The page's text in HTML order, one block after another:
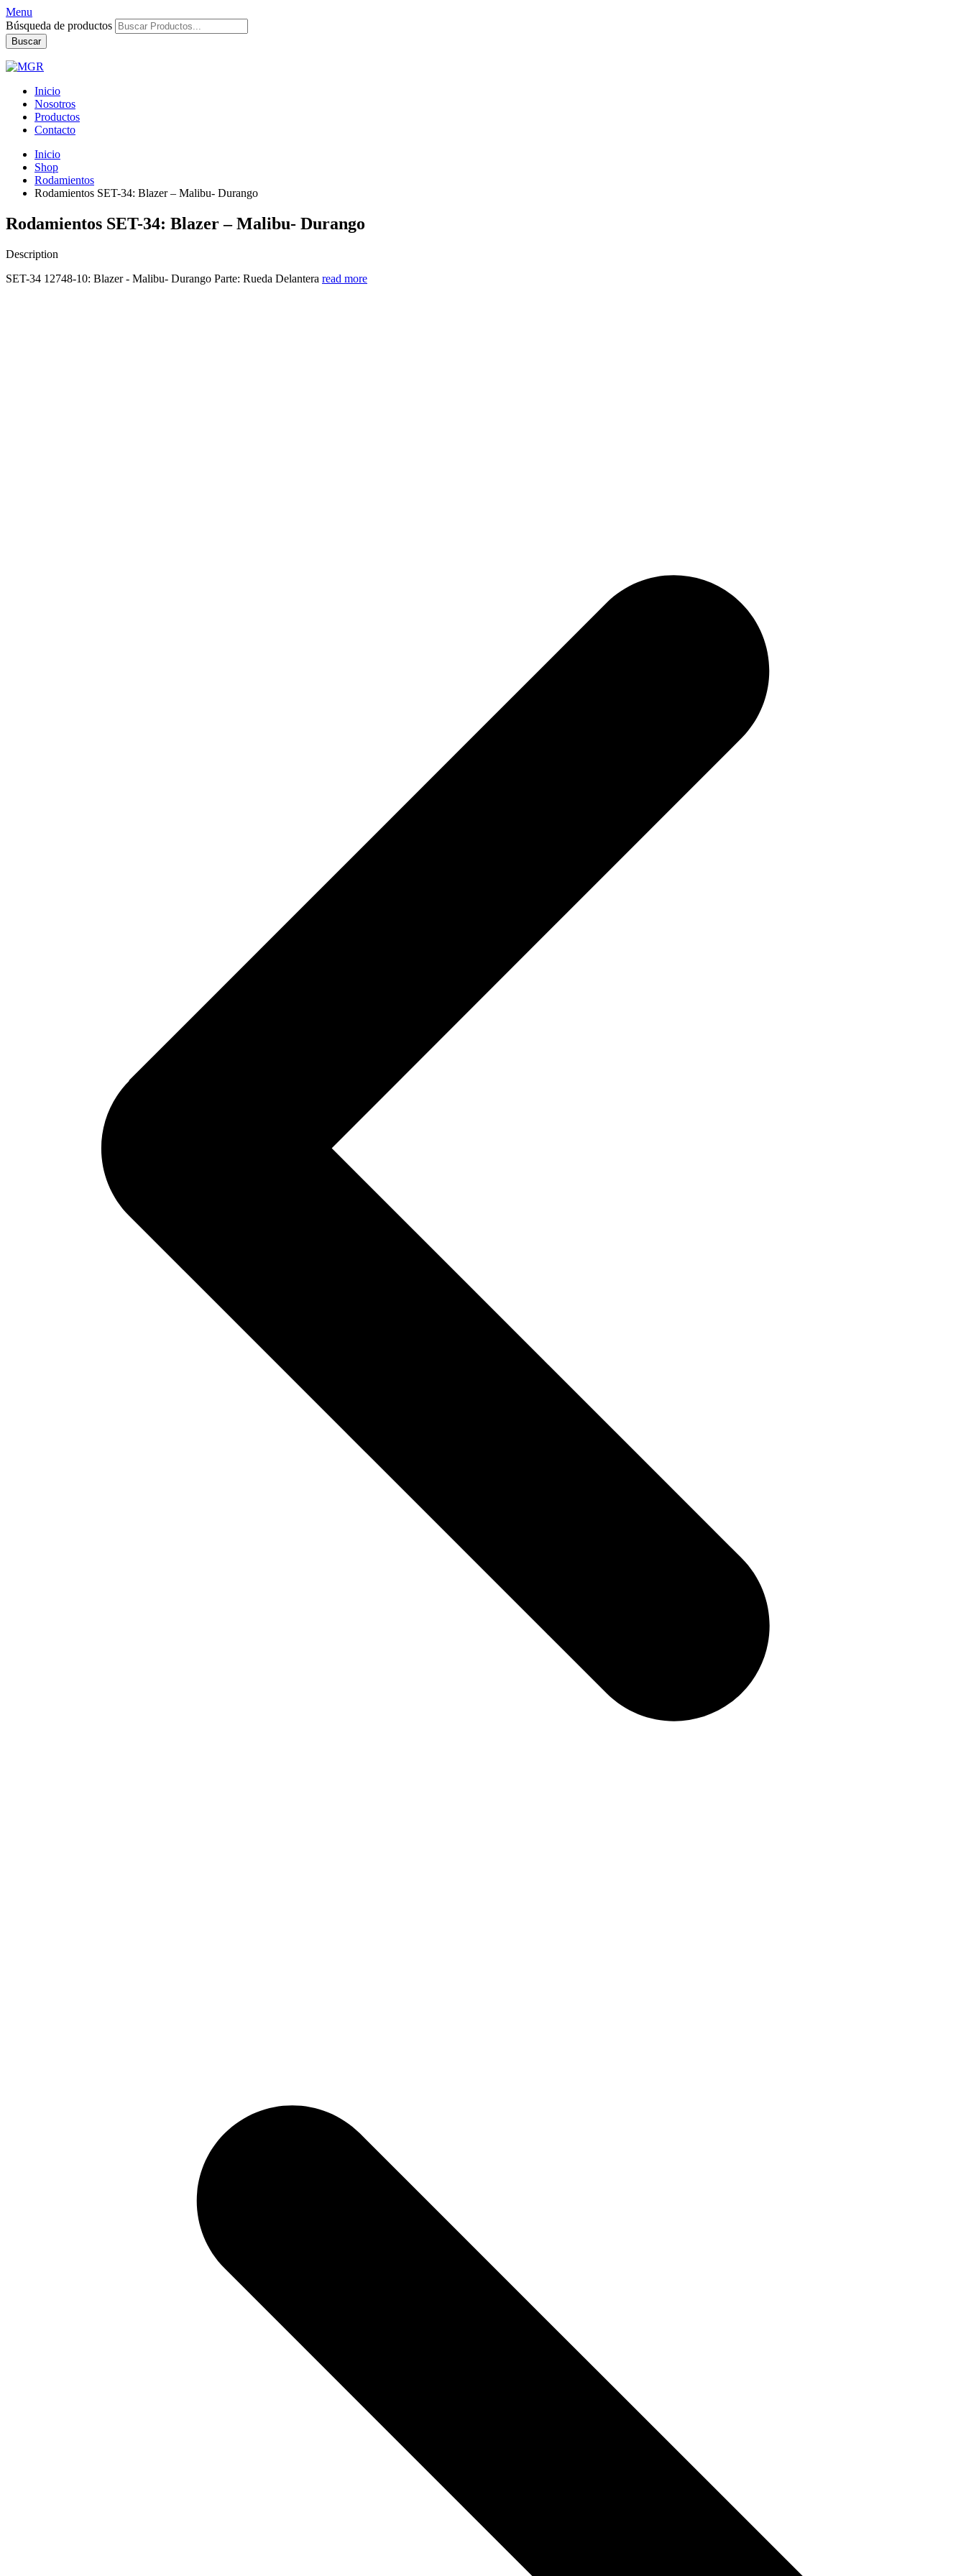
Menu
Búsqueda de productos
Buscar
Inicio
Nosotros
Productos
Contacto
Inicio
Shop
Rodamientos
Rodamientos SET-34: Blazer – Malibu- Durango
Rodamientos SET-34: Blazer – Malibu- Durango
Description
SET-34 12748-10: Blazer - Malibu- Durango Parte: Rueda Delantera read more